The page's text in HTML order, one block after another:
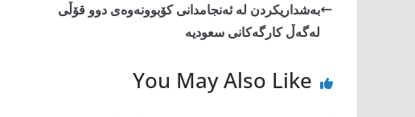
بەشداریکردن لە ئەنجامدانی کۆبوونەوەی دوو قۆڵی
لەگەڵ کارگەکانی سعودیە
You May Also Like